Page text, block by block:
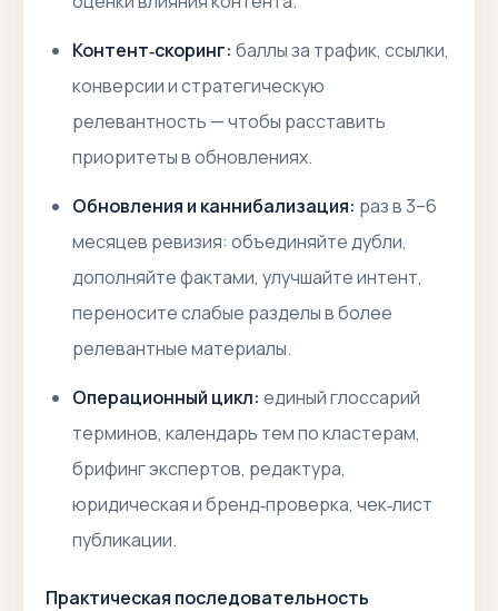
Контент‑скоринг: баллы за трафик, ссылки,
конверсии и стратегическую
релевантность — чтобы расставить
приоритеты в обновлениях.
Обновления и каннибализация: раз в 3–6
месяцев ревизия: объединяйте дубли,
дополняйте фактами, улучшайте интент,
переносите слабые разделы в более
релевантные материалы.
Операционный цикл: единый глоссарий
терминов, календарь тем по кластерам,
брифинг экспертов, редактура,
юридическая и бренд‑проверка, чек‑лист
публикации.
Практическая последовательность